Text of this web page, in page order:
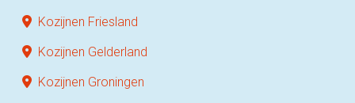
Kozijnen Friesland
Kozijnen Gelderland
Kozijnen Groningen